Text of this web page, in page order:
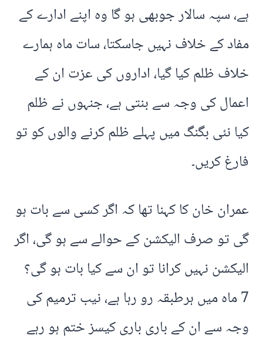
ہے، سپہ سالار جوبھی ہو گا وہ اپنے ادارے کے
مفاد کے خلاف نہیں جاسکتا، سات ماہ ہمارے
خلاف ظلم کیا گیا، اداروں کی عزت ان کے
اعمال کی وجہ سے بنتی ہے، جنہوں نے ظلم
کیا نئی بگنگ میں پہلے ظلم کرنے والوں کو تو
فارغ کریں۔
عمران خان کا کہنا تھا کہ اگر کسی سے بات ہو
گی تو صرف الیکشن کے حوالے سے ہو گی، اگر
الیکشن نہیں کرانا تو ان سے کیا بات ہو گی؟
7 ماہ میں ہرطبقہ رو رہا ہے، نیب ترمیم کی
وجہ سے ان کے باری باری کیسز ختم ہو رہے